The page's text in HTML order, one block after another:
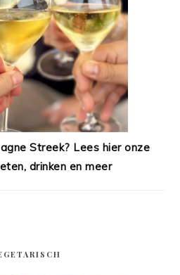
Streek? Lees hier onze
drinken en meer